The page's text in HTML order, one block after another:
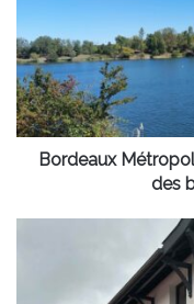
les
trésors
cachés
des
berges
Bordeaux
des